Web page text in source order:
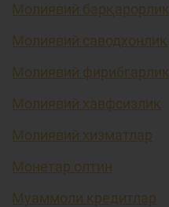
Молиявий барқарорлик
Молиявий саводхонлик
Молиявий фирибгарлик
Молиявий хавфсизлик
Молиявий хизматлар
Монетар олтин
Муаммоли кредитлар